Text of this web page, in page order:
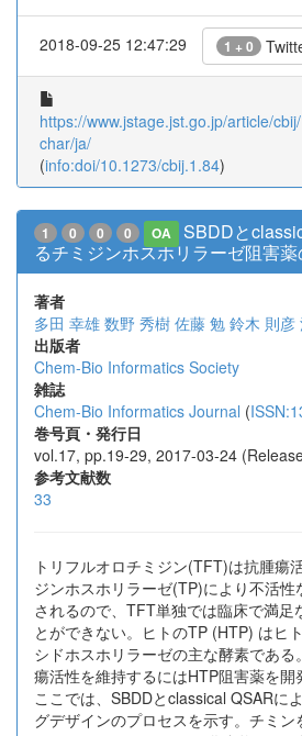
2018-09-25 12:47:29 1 + 0
https://www.jstage.jst.go.jp/article/
char/ja/
(info:doi/10.1273/cbij.1.84)
1 0 0 0 OA
SBDDと
るチミジンホスホリラーゼ阻害
著者
多田 幸雄 数野 秀樹 佐藤 勉 鈴木 則彦
出版者
Chem-Bio Informatics Society
雑誌
Chem-Bio Informatics Journal (
巻号頁・発行日
vol.17, pp.19-29, 2017-03-24
参考文献数
33
トリフルオロチミジン(TFT)は抗腫瘍
ジンホスホリラーゼ(TP)により不活
されるので、TFT単独では臨床で満足
とができない。ヒトのTP (HTP) はヒ
シドホスホリラーゼの主な酵素であ
瘍活性を維持するにはHTP阻害薬を開
ここでは、SBDDとclassical QSARに
グデザインのプロセスを示す。チミン